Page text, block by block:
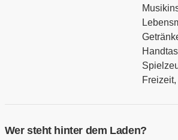
Wer steht hinter dem Laden?